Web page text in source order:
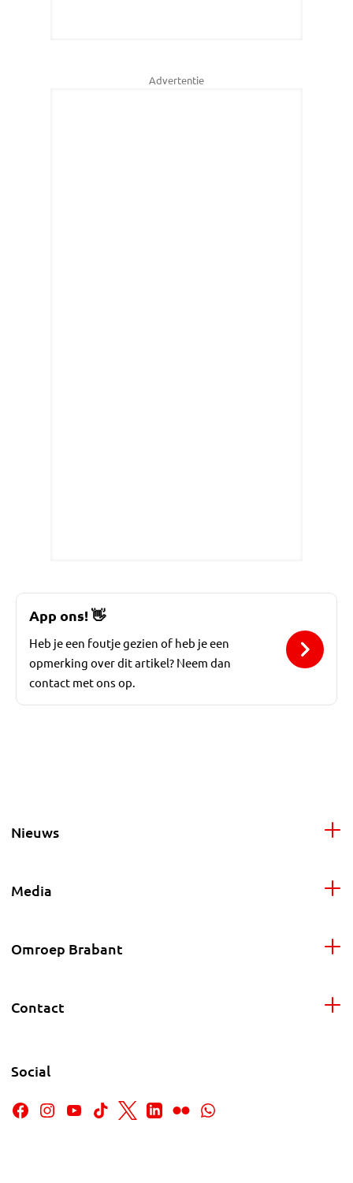
Advertentie
App ons!👋
Heb je een foutje gezien of heb je een
opmerking over dit artikel? Neem dan
contact met ons op.
Nieuws
Media
Omroep Brabant
Contact
Social